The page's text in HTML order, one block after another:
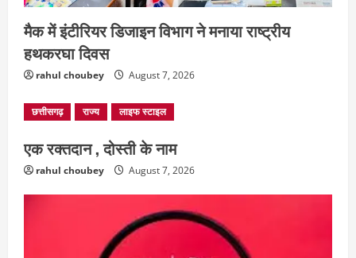
मैक में इंटीरियर डिजाइन विभाग ने मनाया राष्ट्रीय
हथकरघा दिवस
rahul choubey August 7, 2026
छत्तीसगढ़ राज्य लाइफ स्टाइल
एक रक्तदान , दोस्ती के नाम
rahul choubey August 7, 2026